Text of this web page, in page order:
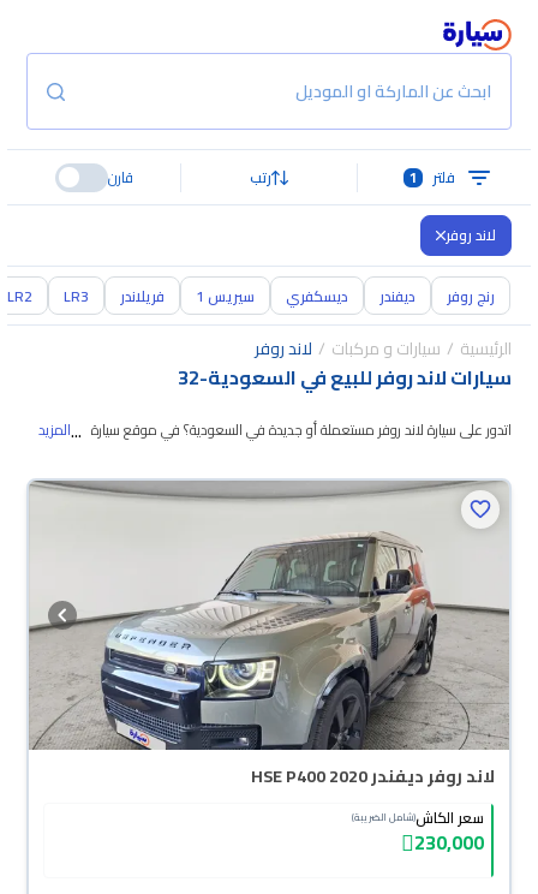
ابحث عن الماركة او الموديل
فلتر 1 رتب قارن
لاند روفر
رنج روفر ديفندر ديسكفري سيريس 1 فريلاندر LR3
LR2
الرئيسية سيارات و مركبات لاند روفر
سيارات لاند روفر للبيع في السعودية-
32
اتدور على سيارة لاند روفر مستعملة أو جديدة في السعودية؟ في موقع سيارة بنوفر
المستعملة مضمونة ومفحوصة بأكثر من 200 نقطة وتقدر تجربها لمدة 10 أيام،
والسيارات الجديدة مضمونة بضمان الوكالة، تقدر تشتريها كاش أو تقسيط، وتحجزها
أونلاين، وبتوصلك لين باب بيتك.
...المزيد
لاند روفر ديفندر HSE P400 2020
سعر الكاش(شامل الضريبة)
230,000